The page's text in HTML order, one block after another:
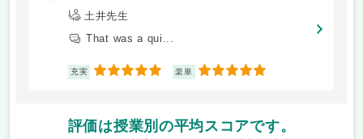
土井先生
That was a qui...
充実 5 楽単 5
評価は授業別の平均スコアです。